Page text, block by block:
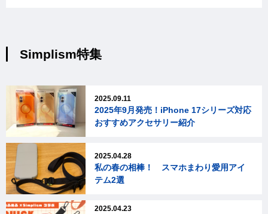
Simplism特集
2025.09.11
2025年9月発売！iPhone 17シリーズ対応
おすすめアクセサリー紹介
2025.04.28
私の春の相棒！ スマホまわり愛用アイ
テム2選
2025.04.23